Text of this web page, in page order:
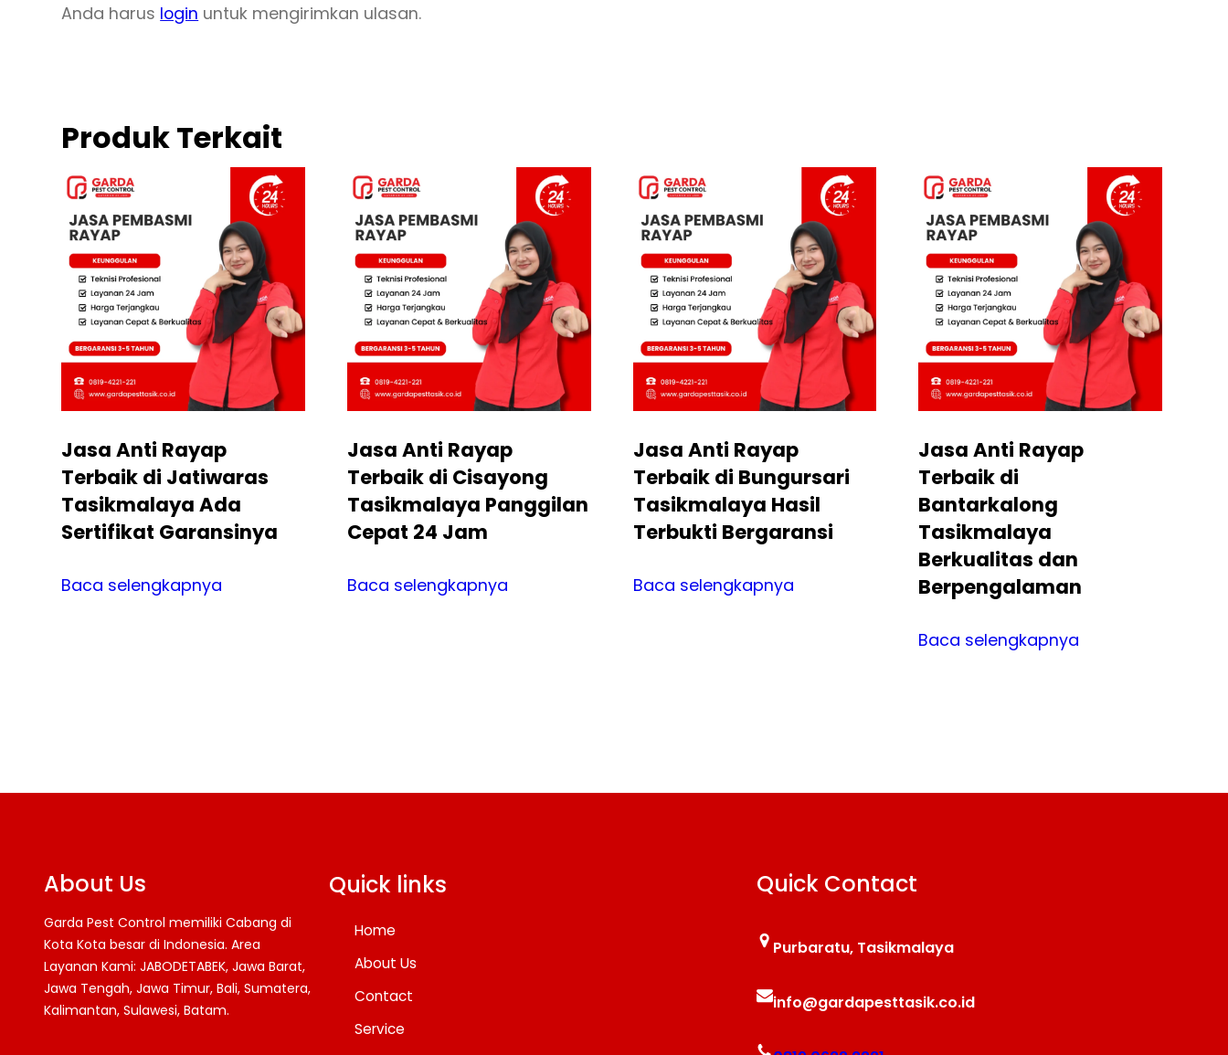
Anda harus login untuk mengirimkan ulasan.
Produk Terkait
Jasa Anti Rayap
Terbaik di Jatiwaras
Tasikmalaya Ada
Sertifikat Garansinya
Baca selengkapnya
Jasa Anti Rayap
Terbaik di Cisayong
Tasikmalaya Panggilan
Cepat 24 Jam
Baca selengkapnya
Jasa Anti Rayap
Terbaik di Bungursari
Tasikmalaya Hasil
Terbukti Bergaransi
Baca selengkapnya
Jasa Anti Rayap
Terbaik di
Bantarkalong
Tasikmalaya
Berkualitas dan
Berpengalaman
Baca selengkapnya
About Us
Garda Pest Control memiliki Cabang di
Kota Kota besar di Indonesia. Area
Layanan Kami: JABODETABEK, Jawa Barat,
Jawa Tengah, Jawa Timur, Bali, Sumatera,
Kalimantan, Sulawesi, Batam.
Quick links
Home
About Us
Contact
Service
Quick Contact
Purbaratu, Tasikmalaya
info@gardapesttasik.co.id